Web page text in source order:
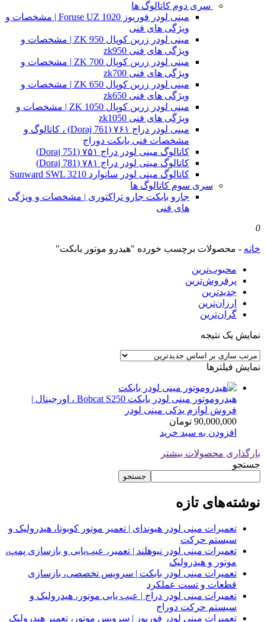
سری دوم کاتالوگ ها
مینی لودر فوریوز Foruse UZ 1020 | مشخصات و
ویژگی های فنی
مینی لودر زرین کوپال ZK 950 | مشخصات و
ویژگی های فنی zk950
مینی لودر زرین کوپال ZK 700 | مشخصات و
ویژگی های فنی zk700
مینی لودر زرین کوپال ZK 650 | مشخصات و
ویژگی های فنی zk650
مینی لودر زرین کوپال ZK 1050 | مشخصات و
ویژگی های فنی zk1050
مینی لودر دراج ۷۶۱ (Doraj 761) ، کاتالوگ و
مشخصات فنی بابکت دوراج
کاتالوگ مینی لودر دراج ۷۵۱ (Doraj 751)
کاتالوگ مینی لودر دراج ۷۸۱ (Doraj 781)
کاتالوگ مینی لودر سانوارد Sunward SWL 3210
سری سوم کاتالوگ ها
جارو بابکت جارو تراکتوری | مشخصات و ویژگی
های فنی
0
خانه - محصولات برچسب خورده "هیدرو موتور بابکت"
محبوب‌ترین
پرفروش‌ترین
جدیدترین
ارزان‌ترین
گران‌ترین
نمایش یک نتیجه
نمایش فیلترها
هیدروموتور مینی لودر بابکت Bobcat S250 ، اورجینال |
فروش لوازم یدکی مینی لودر
90,000,000 تومان
افزودن به سبد خرید
بارگذاری محصولات بیشتر
جستجو
جستجو
نوشته‌های تازه
تعمیرات مینی لودر هیوندای | تعمیر موتور کوبوتا، هیدرولیک و
سیستم حرکت
تعمیرات مینی لودر نیوهلند | تعمیر، عیب‌یابی و بازسازی پمپ،
موتور و هیدرولیک
تعمیرات مینی لودر بابکت | سرویس تخصصی، بازسازی
قطعات و تست عملکرد
تعمیرات مینی لودر دراج | عیب یابی موتور، هیدرولیک و
سیستم حرکت دوراج
تعمیرات مینی لودر فوریوز | سرویس موتور، تعمیر هیدرولیک